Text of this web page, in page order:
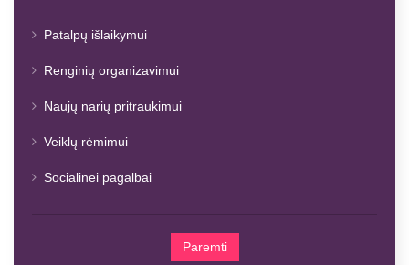
Patalpų išlaikymui
Renginių organizavimui
Naujų narių pritraukimui
Veiklų rėmimui
Socialinei pagalbai
Paremti